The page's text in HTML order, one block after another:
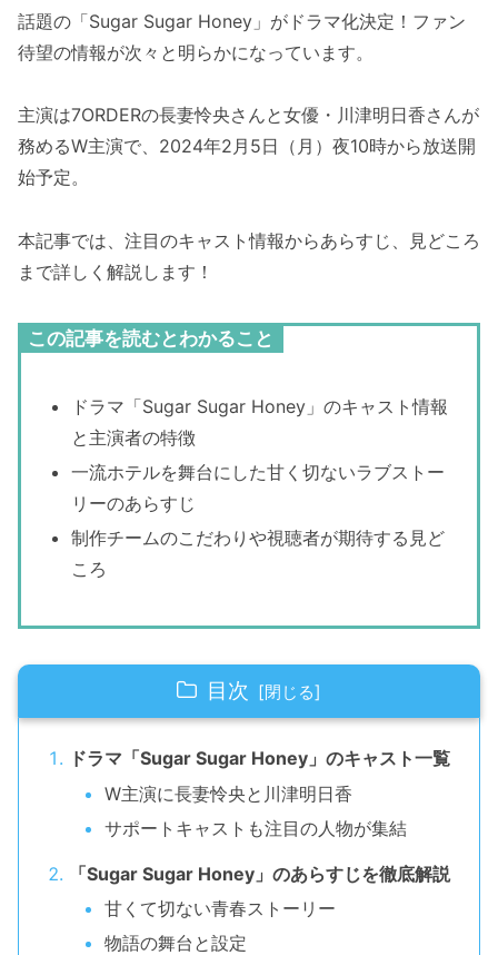
話題の「Sugar Sugar Honey」がドラマ化決定！ファン
待望の情報が次々と明らかになっています。
主演は7ORDERの長妻怜央さんと女優・川津明日香さんが
務めるW主演で、2024年2月5日（月）夜10時から放送開
始予定。
本記事では、注目のキャスト情報からあらすじ、見どころ
まで詳しく解説します！
この記事を読むとわかること
ドラマ「Sugar Sugar Honey」のキャスト情報
と主演者の特徴
一流ホテルを舞台にした甘く切ないラブストー
リーのあらすじ
制作チームのこだわりや視聴者が期待する見ど
ころ
目次
ドラマ「Sugar Sugar Honey」のキャスト一覧
W主演に長妻怜央と川津明日香
サポートキャストも注目の人物が集結
「Sugar Sugar Honey」のあらすじを徹底解説
甘くて切ない青春ストーリー
物語の舞台と設定